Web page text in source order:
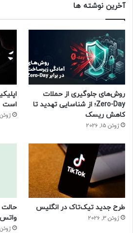
دکتر فریزر نیز تاکید می‌کند که «افراد
مسن باید روند واکسینه شدن را ادامه
در این گروه‌ها دشوارتر است.»
این متخصص در عین حال ابراز امیدواری
توالی‌یابی، پیشرفت‌های موجود در
بود.
سریع‌تر شناسایی شوند و زمان بیشتری
واکسن برای گونه‌های جدید، وجود
این کارشناسان تاکید می‌کنند که
داخل بینی، که ایمنی گسترده‌تری در
می‌کند، مشغول بررسی و تحقیق‌اند،
درباره این واکسن‌ها به‌شکل عمومی
آخرین نوشته ها
روش‌های جلوگیری از حملات
Zero-Day؛ از شناسایی تهدید تا
کاهش ریسک
ژوئن 15, 2026
است
ژوئن 3,
طرح جدید تیک‌تاک در انگلیس
ژوئن 3, 2026
ژوئن 3,